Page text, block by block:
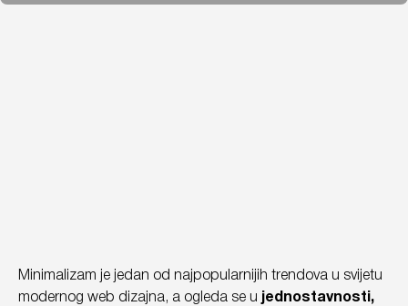
Minimalizam je jedan od najpopularnijih trendova u svijetu
modernog web dizajna, a ogleda se u
jednostavnosti,